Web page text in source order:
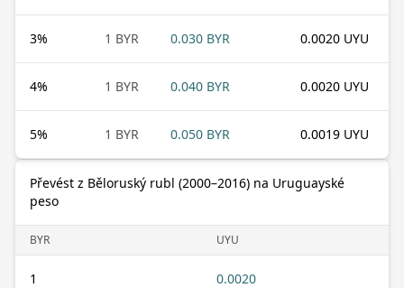
3% 1 BYR 0.030 BYR 0.0020 UYU
4% 1 BYR 0.040 BYR 0.0020 UYU
5% 1 BYR 0.050 BYR 0.0019 UYU
Převést z Běloruský rubl (2000–2016) na Uruguayské
peso
BYR UYU
1 0.0020